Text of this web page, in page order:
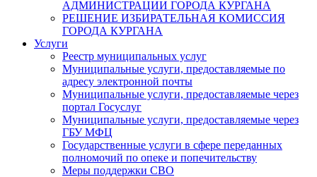
АДМИНИСТРАЦИИ ГОРОДА КУРГАНА
РЕШЕНИЕ ИЗБИРАТЕЛЬНАЯ КОМИССИЯ
ГОРОДА КУРГАНА
Услуги
Реестр муниципальных услуг
Муниципальные услуги, предоставляемые по
адресу электронной почты
Муниципальные услуги, предоставляемые через
портал Госуслуг
Муниципальные услуги, предоставляемые через
ГБУ МФЦ
Государственные услуги в сфере переданных
полномочий по опеке и попечительству
Меры поддержки СВО